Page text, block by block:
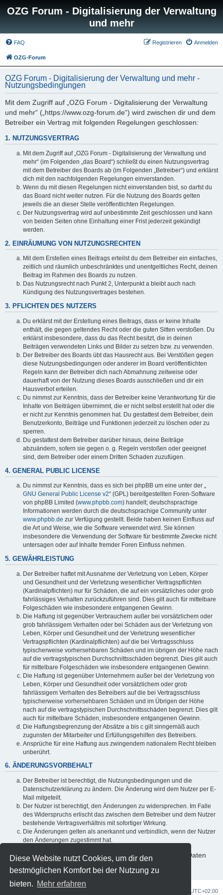
Diese Website nutzt Cookies, um dir den
bestmöglichen Komfort bei der Nutzung zu
bieten. Mehr erfahren
OZG Forum - Digitalisierung der Verwaltung
und mehr
FAQ Anmelden
Registrieren
OZG-Forum
OZG Forum - Digitalisierung der Verwaltung und mehr -
Nutzungsbedingungen
Mit dem Zugriff auf „OZG Forum - Digitalisierung der Verwaltung
und mehr“ („https://www.ozg-forum.de“) wird zwischen dir und dem
Betreiber ein Vertrag mit folgenden Regelungen geschlossen:
1. NUTZUNGSVERTRAG
Mit dem Zugriff auf „OZG Forum - Digitalisierung der Verwaltung und
mehr“ (im Folgenden „das Board“) schließt du einen Nutzungsvertrag
mit dem Betreiber des Boards ab (im Folgenden „Betreiber“) und erklärst
dich mit den nachfolgenden Regelungen einverstanden.
Wenn du mit diesen Regelungen nicht einverstanden bist, so darfst du
das Board nicht weiter nutzen. Für die Nutzung des Boards gelten
jeweils die an dieser Stelle veröffentlichten Regelungen.
Der Nutzungsvertrag wird auf unbestimmte Zeit geschlossen und kann
von beiden Seiten ohne Einhaltung einer Frist jederzeit gekündigt
werden.
2. EINRÄUMUNG VON NUTZUNGSRECHTEN
Mit dem Erstellen eines Beitrags erteilst du dem Betreiber ein einfaches,
zeitlich und räumlich unbeschränktes und unentgeltliches Recht, deinen
Beitrag im Rahmen des Boards zu nutzen.
Das Nutzungsrecht nach Punkt 2, Unterpunkt a bleibt auch nach
Kündigung des Nutzungsvertrages bestehen.
3. PFLICHTEN DES NUTZERS
Du erklärst mit der Erstellung eines Beitrags, dass er keine Inhalte
enthält, die gegen geltendes Recht oder die guten Sitten verstoßen. Du
erklärst insbesondere, dass du das Recht besitzt, die in deinen
Beiträgen verwendeten Links und Bilder zu setzen bzw. zu verwenden.
Der Betreiber des Boards übt das Hausrecht aus. Bei Verstößen gegen
diese Nutzungsbedingungen oder anderer im Board veröffentlichten
Regeln kann der Betreiber dich nach Abmahnung zeitweise oder
dauerhaft von der Nutzung dieses Boards ausschließen und dir ein
Hausverbot erteilen.
Du nimmst zur Kenntnis, dass der Betreiber keine Verantwortung für die
Inhalte von Beiträgen übernimmt, die er nicht selbst erstellt hat oder die
er nicht zur Kenntnis genommen hat. Du gestattest dem Betreiber, dein
Benutzerkonto, Beiträge und Funktionen jederzeit zu löschen oder zu
sperren.
Du gestattest dem Betreiber darüber hinaus, deine Beiträge
abzuändern, sofern sie gegen o. g. Regeln verstoßen oder geeignet
sind, dem Betreiber oder einem Dritten Schaden zuzufügen.
4. GENERAL PUBLIC LICENSE
Du nimmst zur Kenntnis, dass es sich bei phpBB um eine unter der „
GNU General Public License v2“ (GPL) bereitgestellten Foren-Software
von phpBB Limited (www.phpbb.com) handelt; deutschsprachige
Informationen werden durch die deutschsprachige Community unter
www.phpbb.de zur Verfügung gestellt. Beide haben keinen Einfluss auf
die Art und Weise, wie die Software verwendet wird. Sie können
insbesondere die Verwendung der Software für bestimmte Zwecke nicht
untersagen oder auf Inhalte fremder Foren Einfluss nehmen.
5. GEWÄHRLEISTUNG
Der Betreiber haftet mit Ausnahme der Verletzung von Leben, Körper
und Gesundheit und der Verletzung wesentlicher Vertragspflichten
(Kardinalpflichten) nur für Schäden, die auf ein vorsätzliches oder grob
fahrlässiges Verhalten zurückzuführen sind. Dies gilt auch für mittelbare
Folgeschäden wie insbesondere entgangenen Gewinn.
Die Haftung ist gegenüber Verbrauchern außer bei vorsätzlichem oder
grob fahrlässigem Verhalten oder bei Schäden aus der Verletzung von
Leben, Körper und Gesundheit und der Verletzung wesentlicher
Vertragspflichten (Kardinalpflichten) auf die bei Vertragsschluss
typischerweise vorhersehbaren Schäden und im übrigen der Höhe nach
auf die vertragstypischen Durchschnittsschäden begrenzt. Dies gilt auch
für mittelbare Folgeschäden wie insbesondere entgangenen Gewinn.
Die Haftung ist gegenüber Unternehmern außer bei der Verletzung von
Leben, Körper und Gesundheit oder vorsätzlichem oder grob
fahrlässigem Verhalten des Betreibers auf die bei Vertragsschluss
typischerweise vorhersehbaren Schäden und im Übrigen der Höhe
nach auf die vertragstypischen Durchschnittsschäden begrenzt. Dies gilt
auch für mittelbare Schäden, insbesondere entgangenen Gewinn.
Die Haftungsbegrenzung der Absätze a bis c gilt sinngemäß auch
zugunsten der Mitarbeiter und Erfüllungsgehilfen des Betreibers.
Ansprüche für eine Haftung aus zwingendem nationalem Recht bleiben
unberührt.
6. ÄNDERUNGSVORBEHALT
Der Betreiber ist berechtigt, die Nutzungsbedingungen und die
Datenschutzerklärung zu ändern. Die Änderung wird dem Nutzer per E-
Mail mitgeteilt.
Der Nutzer ist berechtigt, den Änderungen zu widersprechen. Im Falle
des Widerspruchs erlischt das zwischen dem Betreiber und dem Nutzer
bestehende Vertragsverhältnis mit sofortiger Wirkung.
Die Änderungen gelten als anerkannt und verbindlich, wenn der Nutzer
den Änderungen zugestimmt hat.
Informationen über den Umgang mit deinen persönlichen Daten
UTC+02:00